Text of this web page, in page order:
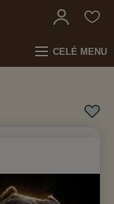
CELÉ MENU